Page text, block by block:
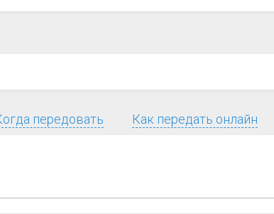
передовать Как передать онлайн